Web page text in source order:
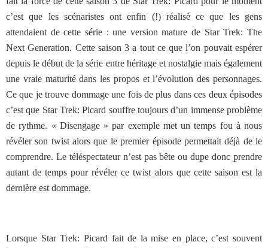
c’est que les scénaristes ont enfin (!) réalisé ce que les gens
attendaient de cette série : une version mature de Star Trek: The
Next Generation. Cette saison 3 a tout ce que l’on pouvait espérer
depuis le début de la série entre héritage et nostalgie mais également
une vraie maturité dans les propos et l’évolution des personnages.
Ce que je trouve dommage une fois de plus dans ces deux épisodes
c’est que Star Trek: Picard souffre toujours d’un immense problème
de rythme. « Disengage » par exemple met un temps fou à nous
révéler son twist alors que le premier épisode permettait déjà de le
comprendre. Le téléspectateur n’est pas bête ou dupe donc prendre
autant de temps pour révéler ce twist alors que cette saison est la
dernière est dommage.
Lorsque Star Trek: Picard fait de la mise en place, c’est souvent